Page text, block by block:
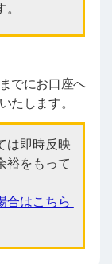
でにお口座へ
たします。
は即時反映
裕をもって
合はこちら